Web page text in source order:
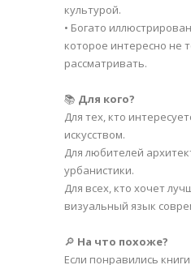
культурой.
• Богато
которое интересно не
рассматривать.
📚 Для кого?
Для тех, кто
искусством.
Для любителей
урбанистики.
Для всех, кто хочет
визуальный язык
🔎 На что похоже?
Если понравились